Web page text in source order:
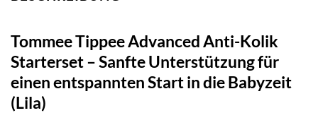
Tommee Tippee Advanced Anti-Kolik
Starterset – Sanfte Unterstützung für
einen entspannten Start in die Babyzeit
(Lila)